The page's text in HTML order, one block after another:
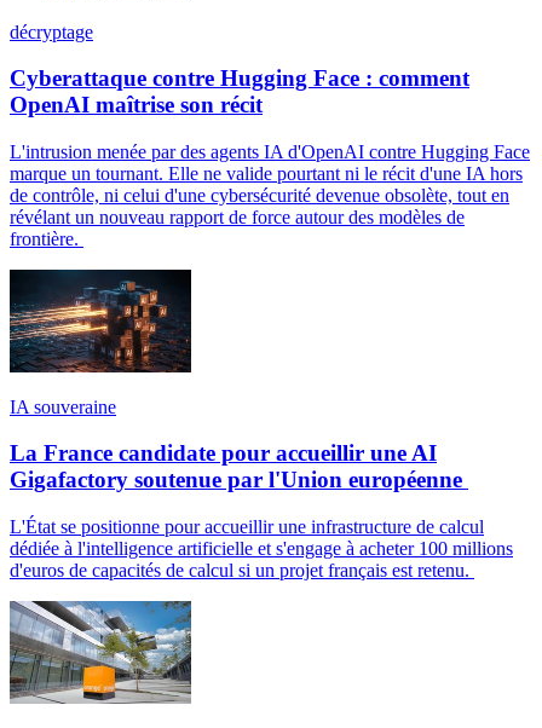
décryptage
Cyberattaque contre Hugging Face : comment
OpenAI maîtrise son récit
L'intrusion menée par des agents IA d'OpenAI contre Hugging Face
marque un tournant. Elle ne valide pourtant ni le récit d'une IA hors
de contrôle, ni celui d'une cybersécurité devenue obsolète, tout en
révélant un nouveau rapport de force autour des modèles de
frontière.
IA souveraine
La France candidate pour accueillir une AI
Gigafactory soutenue par l'Union européenne
L'État se positionne pour accueillir une infrastructure de calcul
dédiée à l'intelligence artificielle et s'engage à acheter 100 millions
d'euros de capacités de calcul si un projet français est retenu.